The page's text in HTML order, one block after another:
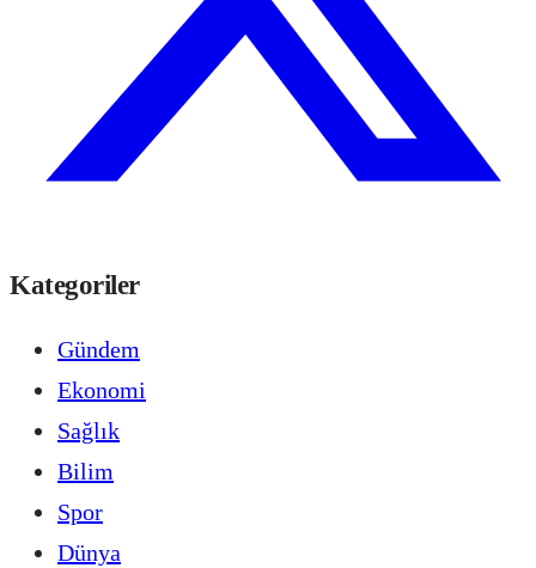
Kategoriler
Gündem
Ekonomi
Sağlık
Bilim
Spor
Dünya